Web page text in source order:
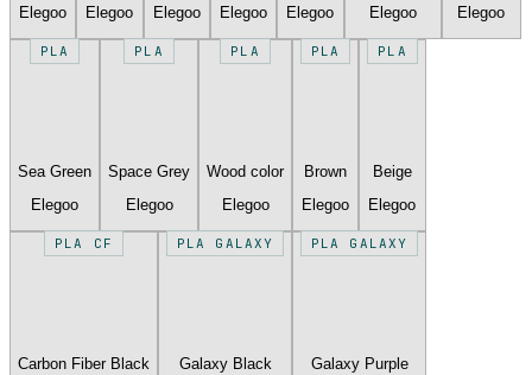
Elegoo
Elegoo
Elegoo
Elegoo
Elegoo
Elegoo
Elegoo
PLA
Sea Green
Elegoo
PLA
Space Grey
Elegoo
PLA
Wood color
Elegoo
PLA
Brown
Elegoo
PLA
Beige
Elegoo
PLA CF
Carbon Fiber Black
PLA GALAXY
Galaxy Black
PLA GALAXY
Galaxy Purple